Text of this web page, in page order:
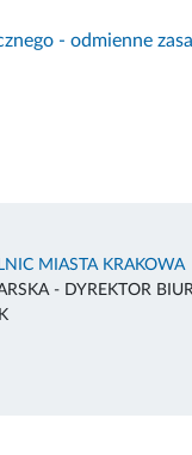
- odmienne
MIASTA KRAKOWA
- DYREKTOR